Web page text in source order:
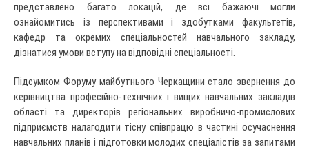
представлено багато локацій, де всі бажаючі могли
ознайомитись із перспективами і здобутками факультетів,
кафедр та окремих спеціальностей навчального закладу,
дізнатися умови вступу на відповідні спеціальності.
Підсумком Форуму майбутнього Черкащини стало звернення до
керівництва професійно-технічних і вищих навчальних закладів
області та директорів регіональних виробничо-промислових
підприємств налагодити тісну співпрацю в частині осучаснення
навчальних планів і підготовки молодих спеціалістів за запитами